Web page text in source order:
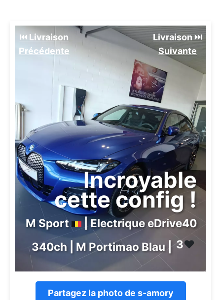
⏮️ Livraison
Précédente
Livraison ⏭️
Suivante️
Incroyable
cette config !
M Sport
| Electrique eDrive40
340ch | M Portimao Blau |3❤️
Partagez la photo de s-amory